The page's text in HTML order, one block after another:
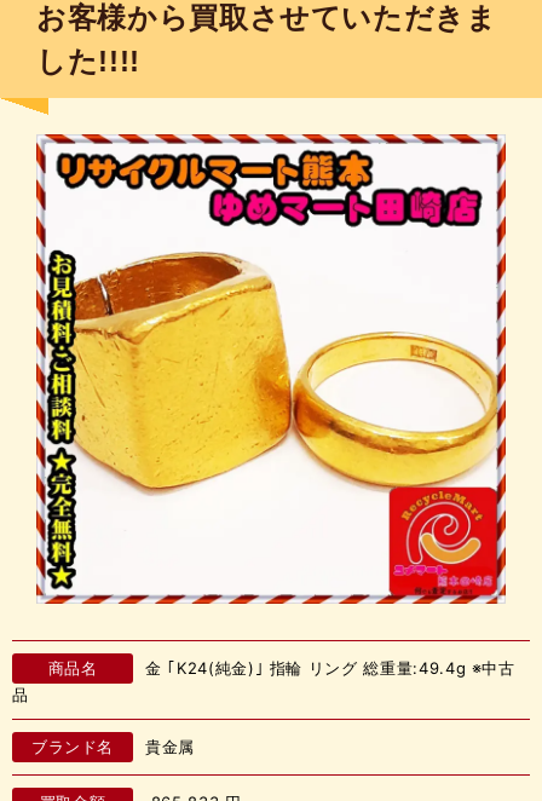
お客様から買取させていただきま
した!!!!
商品名
金 ｢K24(純金)｣ 指輪 リング 総重量:49.4g ※中古
品
ブランド名 貴金属